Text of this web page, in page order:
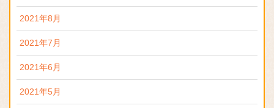
2021年8月
2021年7月
2021年6月
2021年5月